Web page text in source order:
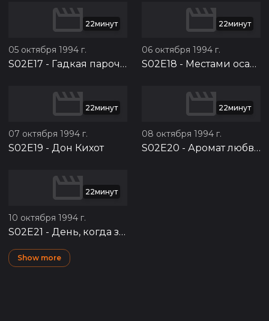
22минут
05 октября 1994 г.
S02E17 - Гадкая парочка
22минут
06 октября 1994 г.
S02E18 - Местами осадки
22минут
07 октября 1994 г.
S02E19 - Дон Кихот
22минут
08 октября 1994 г.
S02E20 - Аромат любви
22минут
10 октября 1994 г.
S02E21 - День, когда замерла птица
Show more